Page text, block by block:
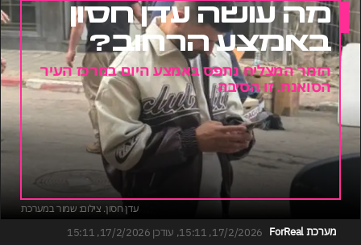
עדן חסון. צילום: שמור במערכת
מה עושה עדן חסון
באמצע הרחוב?
הזמר המצליח נתפס באמצע היום במרכז העיר
הסואנת. זו הסיבה
מערכת ForReal 17/2/2026, 15:11
, עודכן 17/2/2026, 15:11